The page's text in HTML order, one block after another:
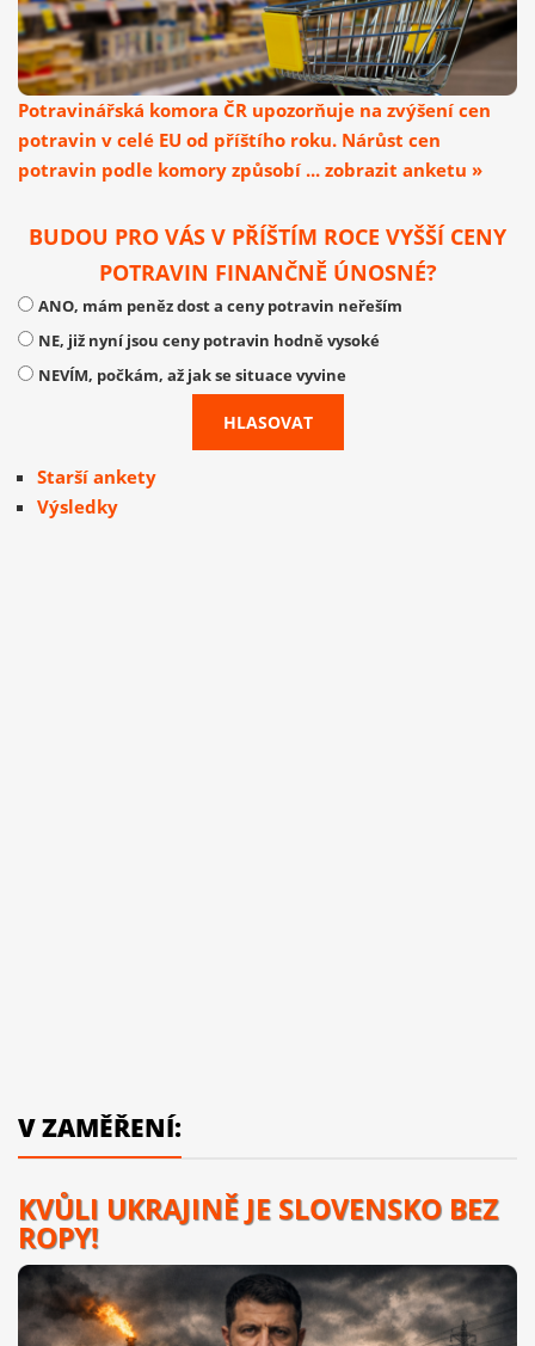
Potravinářská komora ČR upozorňuje na zvýšení cen
potravin v celé EU od příštího roku. Nárůst cen
potravin podle komory způsobí ... zobrazit anketu »
BUDOU PRO VÁS V PŘÍŠTÍM ROCE VYŠŠÍ CENY
POTRAVIN FINANČNĚ ÚNOSNÉ?
ANO, mám peněz dost a ceny potravin neřeším
NE, již nyní jsou ceny potravin hodně vysoké
NEVÍM, počkám, až jak se situace vyvine
Starší ankety
Výsledky
V ZAMĚŘENÍ:
KVŮLI UKRAJINĚ JE SLOVENSKO BEZ
ROPY!